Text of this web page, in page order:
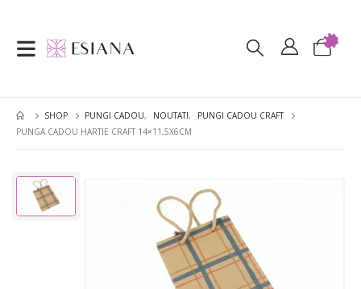
SHOP PUNGI CADOU, NOUTATI,
PUNGI CADOU CRAFT
PUNGA CADOU HARTIE CRAFT 14×11,5X6CM